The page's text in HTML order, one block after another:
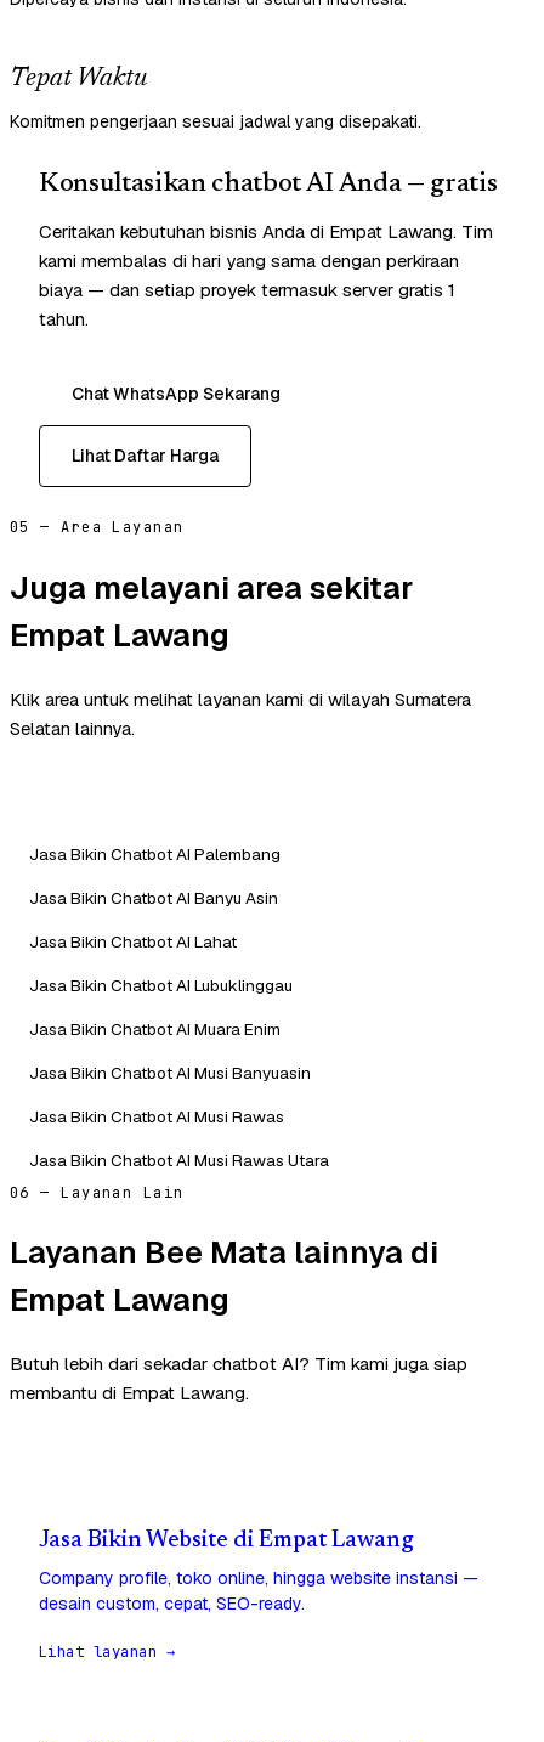
Tepat Waktu
Komitmen pengerjaan sesuai jadwal yang disepakati.
Konsultasikan chatbot AI Anda — gratis
Ceritakan kebutuhan bisnis Anda di Empat Lawang. Tim
kami membalas di hari yang sama dengan perkiraan
biaya — dan setiap proyek termasuk server gratis 1
tahun.
Chat WhatsApp Sekarang
Lihat Daftar Harga
05 — Area Layanan
Juga melayani area sekitar
Empat Lawang
Klik area untuk melihat layanan kami di wilayah Sumatera
Selatan lainnya.
Jasa Bikin Chatbot AI Palembang
Jasa Bikin Chatbot AI Banyu Asin
Jasa Bikin Chatbot AI Lahat
Jasa Bikin Chatbot AI Lubuklinggau
Jasa Bikin Chatbot AI Muara Enim
Jasa Bikin Chatbot AI Musi Banyuasin
Jasa Bikin Chatbot AI Musi Rawas
Jasa Bikin Chatbot AI Musi Rawas Utara
06 — Layanan Lain
Layanan Bee Mata lainnya di
Empat Lawang
Butuh lebih dari sekadar chatbot AI? Tim kami juga siap
membantu di Empat Lawang.
Jasa Bikin Website di Empat Lawang
Company profile, toko online, hingga website instansi —
desain custom, cepat, SEO-ready.
Lihat layanan →